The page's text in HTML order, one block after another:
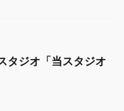
タジオ「当スタジオ